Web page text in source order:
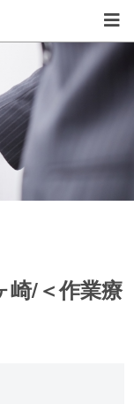
崎/＜作業療